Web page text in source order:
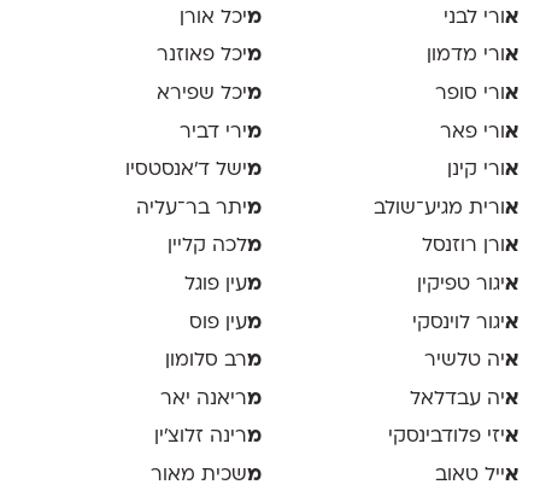
אורי לבני
אורי מדמון
אורי סופר
אורי פאר
אורי קינן
אורית מגיע־שולב
אורן רוזנסל
איגור טפיקין
איגור לוינסקי
איה טלשיר
איה עבדלאל
איזי פלודבינסקי
אייל טאוב
מיכל אורן
מיכל פאוזנר
מיכל שפירא
מירי דביר
מישל ד׳אנסטסיו
מיתר בר־עליה
מלכה קליין
מעין פוגל
מעין פוס
מרב סלומון
מריאנה יאר
מרינה זלוצ׳ין
משכית מאור